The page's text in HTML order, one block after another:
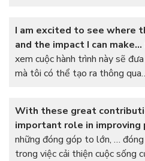
I am excited to see where
and the impact I can make…
xem cuộc hành trình này sẽ
mà tôi có thể tạo ra thông
With these great
important role in improving
những đóng góp to lớn, …
trong việc cải thiện cuộc sống